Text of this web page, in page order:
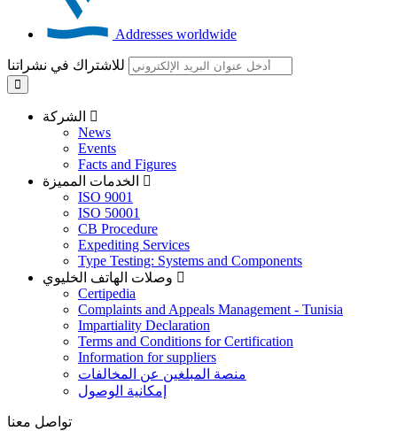
Addresses worldwide
News
Events
Facts and Figures
ISO 9001
ISO 50001
CB Procedure
Expediting Services
Type Testing: Systems and Components
Certipedia
Complaints and Appeals Management - Tunisia
Impartiality Declaration
Terms and Conditions for Certification
Information for suppliers
منصة المبلغين عن المخالفات
إمكانية الوصول
تواصل معنا